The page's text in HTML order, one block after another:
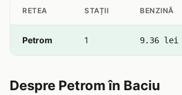
RETEA STAȚII BENZINĂ
Petrom 1 9.36 lei
Despre Petrom în Baciu